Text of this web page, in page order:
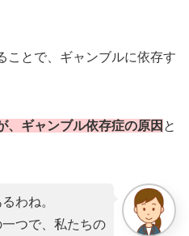
ことで、ギャンブルに依存す
、ギャンブル依存症の原因 と
わね。
つで、私たちの